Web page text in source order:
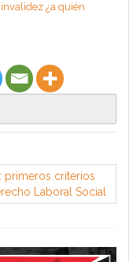
¿a quién
primeros criterios
Laboral Social